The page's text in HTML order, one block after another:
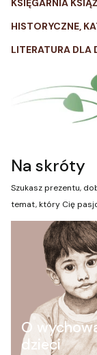
KSIĘGARNIA
HISTORYCZNE,
LITERATURA DLA
Na skróty
Szukasz prezentu,
temat, który Cię
O
dzieci